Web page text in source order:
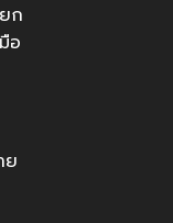
ก
อ
ย